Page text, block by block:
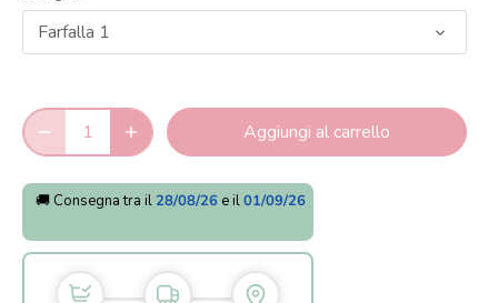
Farfalla 1
Aggiungi al carrello
🚚 Consegna tra il 28/08/26 e il01/09/26